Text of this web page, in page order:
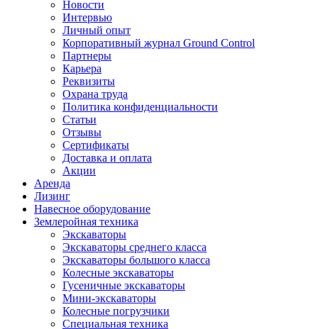
Новости
Интервью
Личный опыт
Корпоративный журнал Ground Control
Партнеры
Карьера
Реквизиты
Охрана труда
Политика конфиденциальности
Статьи
Отзывы
Сертификаты
Доставка и оплата
Акции
Аренда
Лизинг
Навесное оборудование
Землеройная техника
Экскаваторы
Экскаваторы среднего класса
Экскаваторы большого класса
Колесные экскаваторы
Гусеничные экскаваторы
Мини-экскаваторы
Колесные погрузчики
Специальная техника